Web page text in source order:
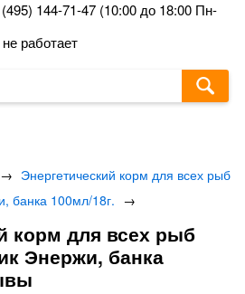
144-71-47 (10:00 до 18:00 Пн-
работает
→ Энергетический корм для всех рыб
банка 100мл/18г. →
корм для всех рыб
Энержи, банка